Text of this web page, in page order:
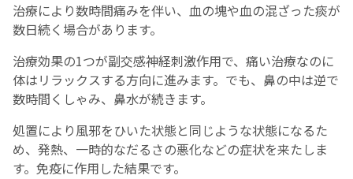
治療により数時間痛みを伴い、血の塊や血の混ざった痰が
数日続く場合があります。
治療効果の1つが副交感神経刺激作用で、痛い治療なのに
体はリラックスする方向に進みます。でも、鼻の中は逆で
数時間くしゃみ、鼻水が続きます。
処置により風邪をひいた状態と同じような状態になるた
め、発熱、一時的なだるさの悪化などの症状を来たしま
す。免疫に作用した結果です。